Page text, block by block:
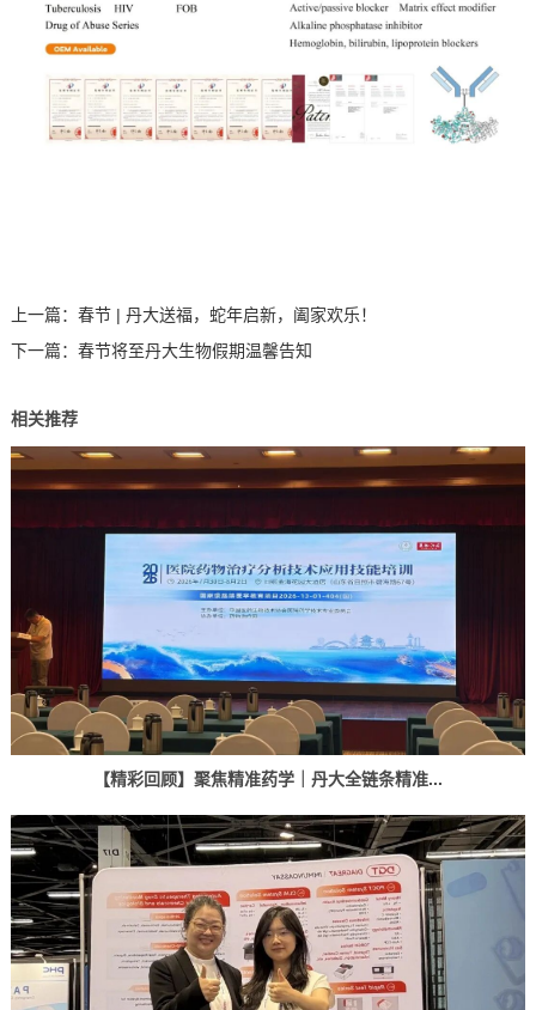
上一篇： 春节 | 丹大送福，蛇年启新，阖家欢乐！
下一篇： 春节将至丹大生物假期温馨告知
相关推荐
【精彩回顾】聚焦精准药学｜丹大全链条精准...